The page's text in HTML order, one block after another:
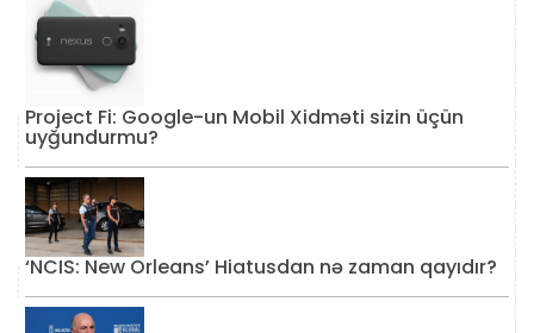
Project Fi: Google-un Mobil Xidməti sizin üçün
uyğundurmu?
‘NCIS: New Orleans’ Hiatusdan nə zaman qayıdır?